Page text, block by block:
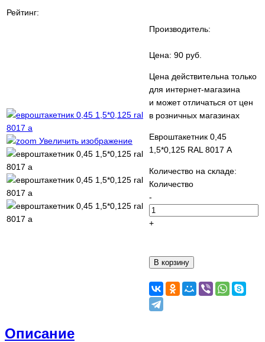
Рейтинг:
Увеличить изображение
Производитель:
Цена: 90 руб.
Цена действительна только
для интернет-магазина
и может отличаться от цен
в розничных магазинах
Евроштакетник 0,45
1,5*0,125 RAL 8017 А
Количество на складе:
Количество
-
+
Описание